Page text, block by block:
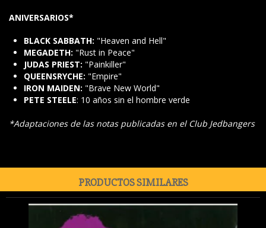
ANIVERSARIOS*
BLACK SABBATH: "Heaven and Hell"
MEGADETH: "Rust in Peace"
JUDAS PRIEST: "Painkiller"
QUEENSRYCHE: "Empire"
IRON MAIDEN: "Brave New World"
PETE STEELE: 10 años sin el hombre verde
*Adaptaciones de las notas publicadas en el Club Jedbangers
PRODUCTOS SIMILARES